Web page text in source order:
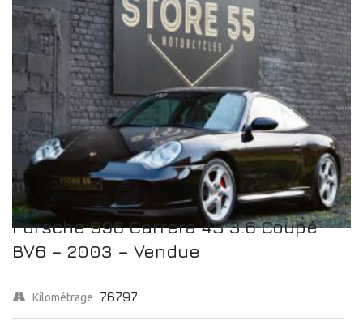
Porsche 996 Carrera 4S 3.6 Coupé
BV6 – 2003 – Vendue
Kilométrage 76797